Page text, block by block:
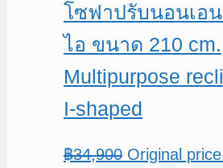
โซฟาปรับนอนเอ
ไอ ขนาด 210 cm.
Multipurpose
I-shaped
฿34,900 Original